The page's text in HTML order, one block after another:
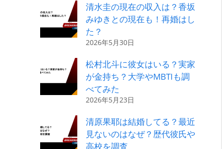
清水圭の現在の収入は？香坂
みゆきとの現在も！再婚はし
た？
2026年5月30日
松村北斗に彼女はいる？実家
が金持ち？大学やMBTIも調
べてみた
2026年5月23日
清原果耶は結婚してる？最近
見ないのはなぜ？歴代彼氏や
高校を調査